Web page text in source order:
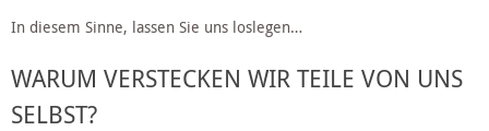
In diesem Sinne, lassen Sie uns loslegen…
WARUM VERSTECKEN WIR TEILE VON UNS
SELBST?